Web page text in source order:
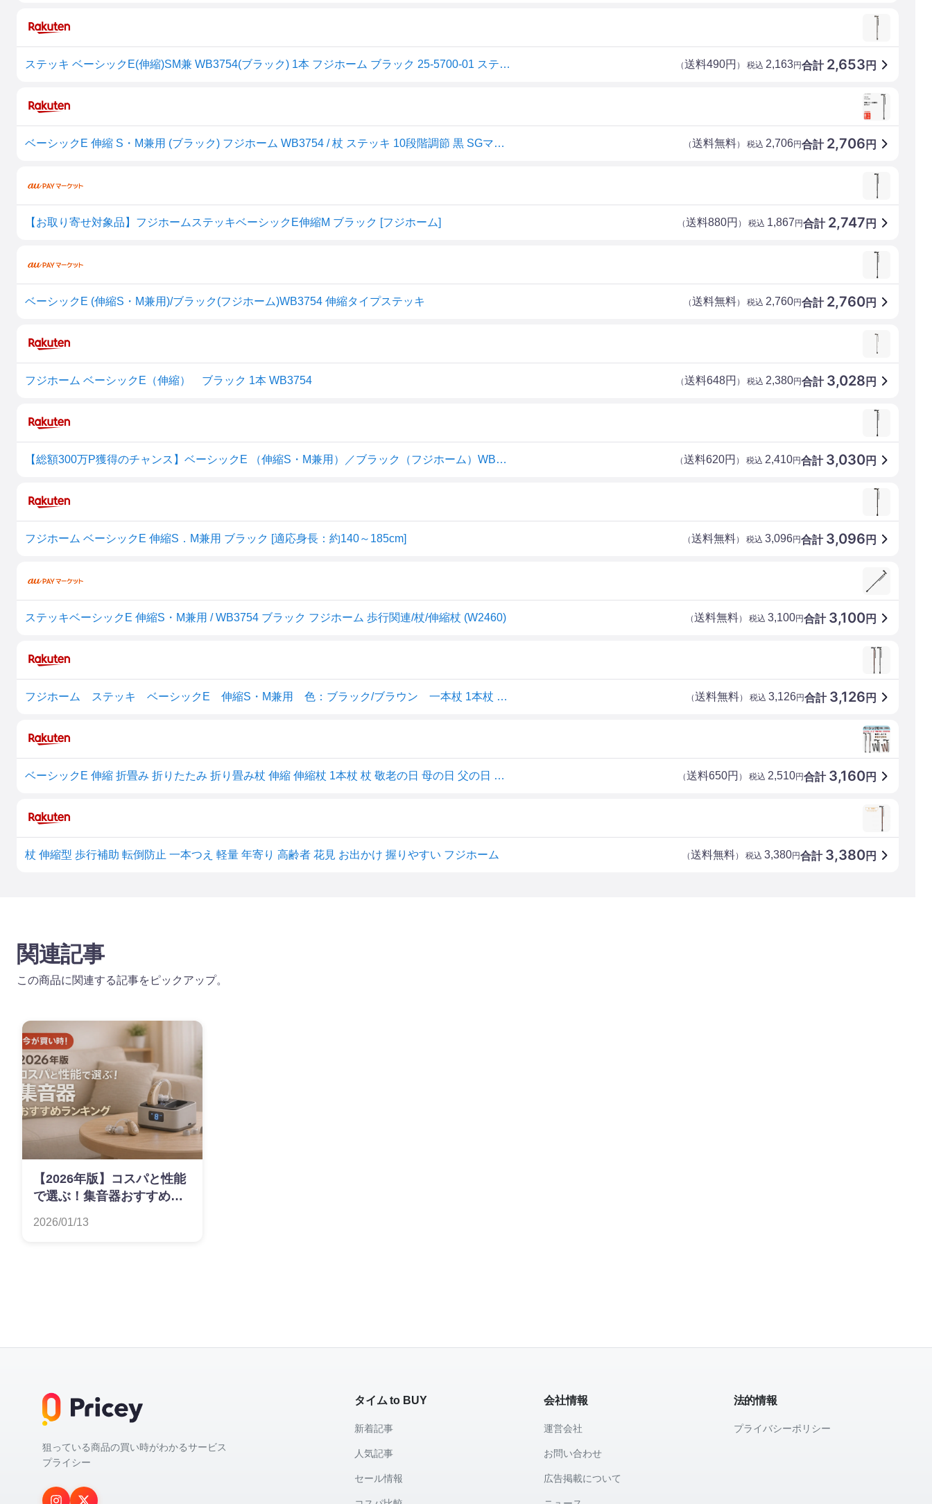
ステッキ ベーシックE(伸縮)SM兼 WB3754(ブラック) 1本 フジホーム ブラック 25-5700-01 ステッキ 伸縮式 杖 歩行補助 高齢者用 介護用品 安全設計 軽量 アルミ製 滑り止め エルゴノミック 持ちやすい リハビリ用品 合計 2,653 円
（送料490円 ） 税込 2,163円
ベーシックE 伸縮 S・M兼用 (ブラック) フジホーム WB3754 / 杖 ステッキ 10段階調節 黒 SGマーク 軽い 軽量 アルミ 歩行 サポート シンプル 高齢者用 介護 敬老の日 ギフト プレゼント 贈り物 / 合計 2,706 円
（送料無料） 税込 2,706円
【お取り寄せ対象品】フジホームステッキベーシックE伸縮M ブラック [フジホーム] 合計 2,747 円
（送料880円 ） 税込 1,867円
ベーシックE (伸縮S・M兼用)/ブラック(フジホーム)WB3754 伸縮タイプステッキ 合計 2,760円
（送料無料） 税込 2,760円
フジホーム ベーシックE（伸縮） ブラック 1本 WB3754 合計 3,028 円
（送料648円 ） 税込 2,380円
【総額300万P獲得のチャンス】ベーシックE （伸縮S・M兼用）／ブラック（フジホーム）WB3754 伸縮タイプステッキ 合計 3,030円
（送料620円 ） 税込 2,410円
フジホーム ベーシックE 伸縮S．M兼用 ブラック [適応身長：約140～185cm] 合計 3,096 円
（送料無料） 税込 3,096円
ステッキベーシックE 伸縮S・M兼用 / WB3754 ブラック フジホーム 歩行関連/杖/伸縮杖 (W2460) 合計 3,100円
（送料無料） 税込 3,100円
フジホーム ステッキ ベーシックE 伸縮S・M兼用 色：ブラック/ブラウン 一本杖 1本杖 歩行補助 合計 3,126 円
（送料無料） 税込 3,126円
ベーシックE 伸縮 折畳み 折りたたみ 折り畳み杖 伸縮 伸縮杖 1本杖 杖 敬老の日 母の日 父の日 WB3754 WB3755 フジホーム 合計 3,160円
（送料650円 ） 税込 2,510円
杖 伸縮型 歩行補助 転倒防止 一本つえ 軽量 年寄り 高齢者 花見 お出かけ 握りやすい フジホーム 合計 3,380円
（送料無料） 税込 3,380円
関連記事
この商品に関連する記事をピックアップ。
【2026年版】コスパと性能
で選ぶ！集音器おすすめラ
2026/01/13
狙っている商品の買い時がわかるサービス
プライシー
タイム to BUY
新着記事
人気記事
セール情報
会社情報
運営会社
お問い合わせ
広告掲載について
法的情報
プライバシーポリシー